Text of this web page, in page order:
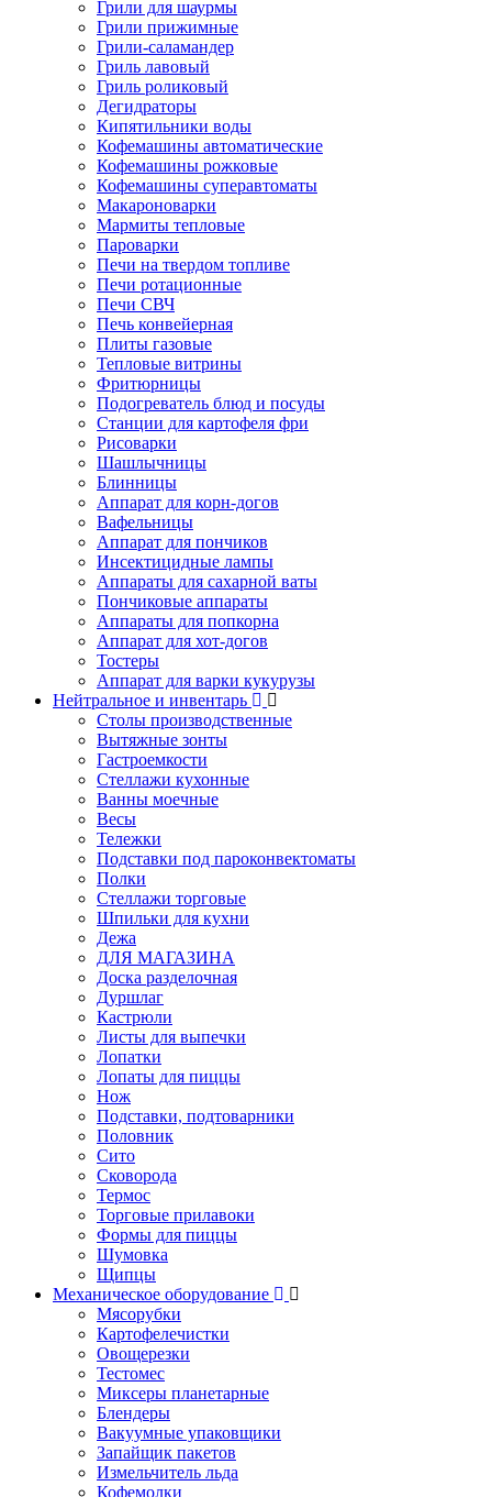
Грили для шаурмы
Грили прижимные
Грили-саламандер
Гриль лавовый
Гриль роликовый
Дегидраторы
Кипятильники воды
Кофемашины автоматические
Кофемашины рожковые
Кофемашины суперавтоматы
Макароноварки
Мармиты тепловые
Пароварки
Печи на твердом топливе
Печи ротационные
Печи СВЧ
Печь конвейерная
Плиты газовые
Тепловые витрины
Фритюрницы
Подогреватель блюд и посуды
Станции для картофеля фри
Рисоварки
Шашлычницы
Блинницы
Аппарат для корн-догов
Вафельницы
Аппарат для пончиков
Инсектицидные лампы
Аппараты для сахарной ваты
Пончиковые аппараты
Аппараты для попкорна
Аппарат для хот-догов
Тостеры
Аппарат для варки кукурузы
Нейтральное и инвентарь
Столы производственные
Вытяжные зонты
Гастроемкости
Стеллажи кухонные
Ванны моечные
Весы
Тележки
Подставки под пароконвектоматы
Полки
Стеллажи торговые
Шпильки для кухни
Дежа
ДЛЯ МАГАЗИНА
Доска разделочная
Дуршлаг
Кастрюли
Листы для выпечки
Лопатки
Лопаты для пиццы
Нож
Подставки, подтоварники
Половник
Сито
Сковорода
Термос
Торговые прилавоки
Формы для пиццы
Шумовка
Щипцы
Механическое оборудование
Мясорубки
Картофелечистки
Овощерезки
Тестомес
Миксеры планетарные
Блендеры
Вакуумные упаковщики
Запайщик пакетов
Измельчитель льда
Кофемолки